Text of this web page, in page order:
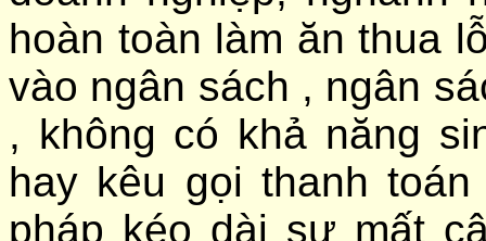
hoàn toàn làm ăn thua
vào ngân sách , ngân
, không có khả năng
hay kêu gọi thanh
pháp kéo dài sự mất